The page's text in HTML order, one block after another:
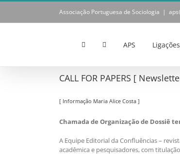
Skip
content
Associação Portuguesa de Sociologia |
APS
CALL FOR PAPERS [
[ Informação Maria Alice Costa ]
Chamada de Organização de Dossiê
A Equipe Editorial da Confluências –
acadêmica e pesquisadores, com